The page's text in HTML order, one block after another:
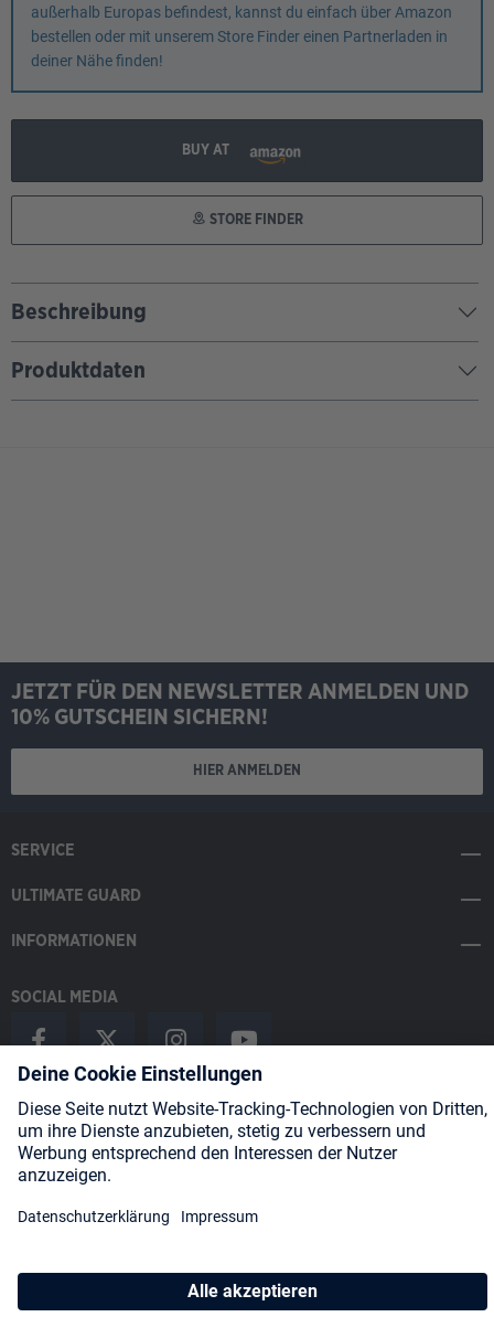
außerhalb Europas befindest, kannst du einfach über Amazon
bestellen oder mit unserem Store Finder einen Partnerladen in
deiner Nähe finden!
BUY AT
STORE FINDER
Beschreibung
Produktdaten
JETZT FÜR DEN NEWSLETTER ANMELDEN UND
10% GUTSCHEIN SICHERN!
HIER ANMELDEN
SERVICE
ULTIMATE GUARD
INFORMATIONEN
SOCIAL MEDIA
Payment Methods
Shipping
About us Blog Partners